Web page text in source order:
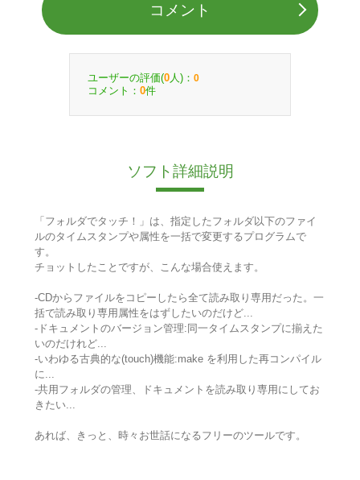
コメント
ユーザーの評価(0 人)： 0
コメント： 0件
ソフト詳細説明
「フォルダでタッチ！」は、指定したフォルダ以下のファイ
ルのタイムスタンプや属性を一括で変更するプログラムで
す。
チョットしたことですが、こんな場合使えます。
-CDからファイルをコピーしたら全て読み取り専用だった。一
括で読み取り専用属性をはずしたいのだけど...
-ドキュメントのバージョン管理:同一タイムスタンプに揃えた
いのだけれど...
-いわゆる古典的な(touch)機能:make を利用した再コンパイル
に...
-共用フォルダの管理、ドキュメントを読み取り専用にしてお
きたい...
あれば、きっと、時々お世話になるフリーのツールです。